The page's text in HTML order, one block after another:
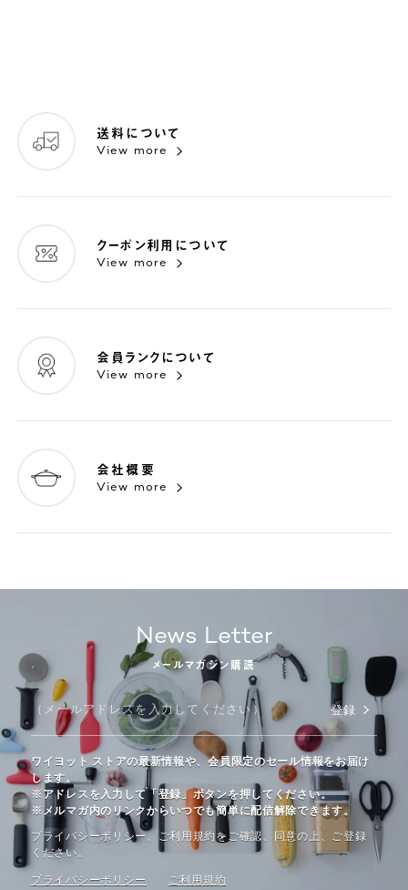
送料について
View more
クーポン利用について
View more
会員ランクについて
View more
会社概要
View more
News Letter
メールマガジン購読
登録
ワイヨット ストアの最新情報や、会員限定のセール情報をお届け
します。
※アドレスを入力して「登録」ボタンを押してください。
※メルマガ内のリンクからいつでも簡単に配信解除できます。
プライバシーポリシー、ご利⽤規約をご確認、同意の上、ご登録
ください。
プライバシーポリシー ご利⽤規約